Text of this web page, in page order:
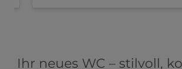
Ihr neues WC – stilvoll,